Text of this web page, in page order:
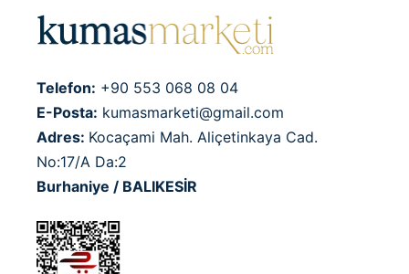
Telefon: +90 553 068 08 04
E-Posta: kumasmarketi@gmail.com
Adres: Kocaçami Mah. Aliçetinkaya Cad.
No:17/A Da:2
Burhaniye / BALIKESİR